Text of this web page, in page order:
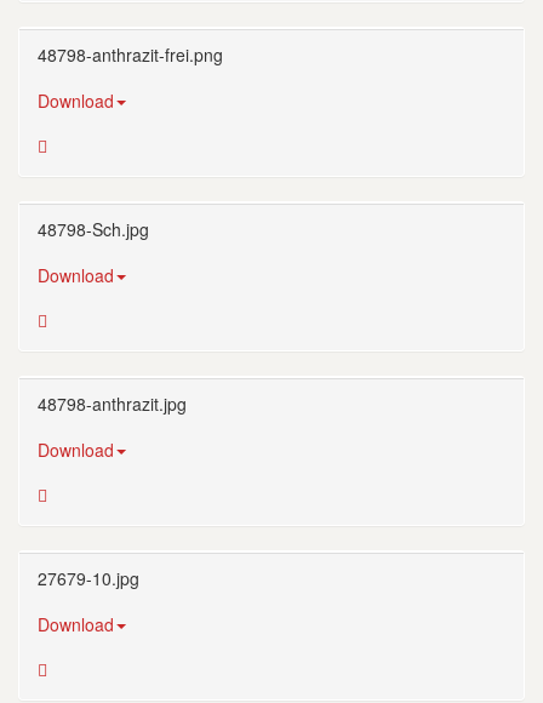
48798-anthrazit-frei.png
Download
48798-Sch.jpg
Download
48798-anthrazit.jpg
Download
27679-10.jpg
Download